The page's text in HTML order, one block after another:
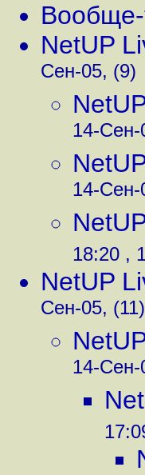
Вообще-
NetUP
Сен-05, (9)
14-
14-
18:20 ,
NetUP
Сен-05, (11)
14-